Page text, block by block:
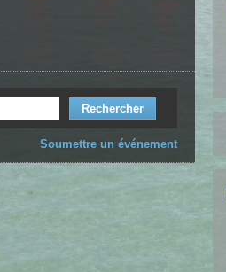
Soumettre un événement